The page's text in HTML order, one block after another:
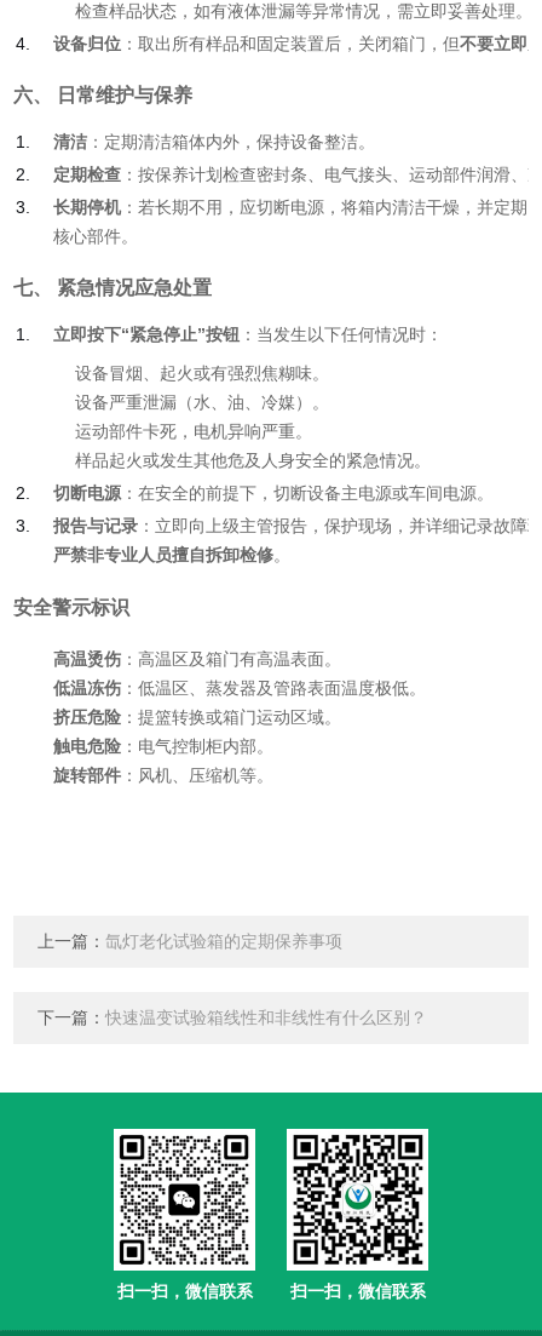
检查样品状态，如有液体泄漏等异常情况，需立即妥善处理。
设备归位 ：取出所有样品和固定装置后，关闭箱门，但不要立即
六、 日常维护与保养
清洁 ：定期清洁箱体内外，保持设备整洁。
定期检查 ：按保养计划检查密封条、电气接头、运动部件润滑、
长期停机：若长期不用，应切断电源，将箱内清洁干燥，并定期
核心部件。
七、 紧急情况应急处置
立即按下“紧急停止”按钮 ：当发生以下任何情况时：
设备冒烟、起火或有强烈焦糊味。
设备严重泄漏（水、油、冷媒）。
运动部件卡死，电机异响严重。
样品起火或发生其他危及人身安全的紧急情况。
切断电源 ：在安全的前提下，切断设备主电源或车间电源。
报告与记录 ：立即向上级主管报告，保护现场，并详细记录故
严禁非专业人员擅自拆卸检修。
安全警示标识
高温烫伤 ：高温区及箱门有高温表面。
低温冻伤 ：低温区、蒸发器及管路表面温度极低。
挤压危险 ：提篮转换或箱门运动区域。
触电危险 ：电气控制柜内部。
旋转部件 ：风机、压缩机等。
上一篇：氙灯老化试验箱的定期保养事项
下一篇：快速温变试验箱线性和非线性有什么区别？
扫一扫，微信联系 扫一扫，微信联系